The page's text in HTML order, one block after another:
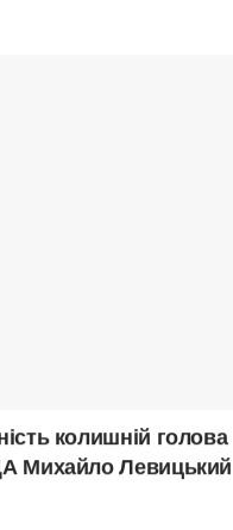
колишній голова
Михайло Левицький